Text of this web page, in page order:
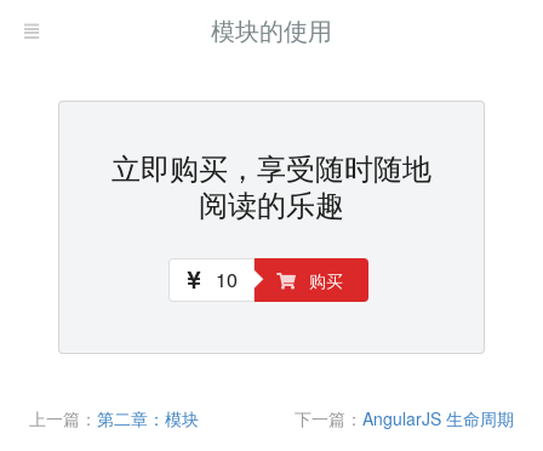
模块的使用
立即购买，享受随时随地
阅读的乐趣
10 购买
上一篇： 第二章：模块 下一篇： AngularJS 生命周期